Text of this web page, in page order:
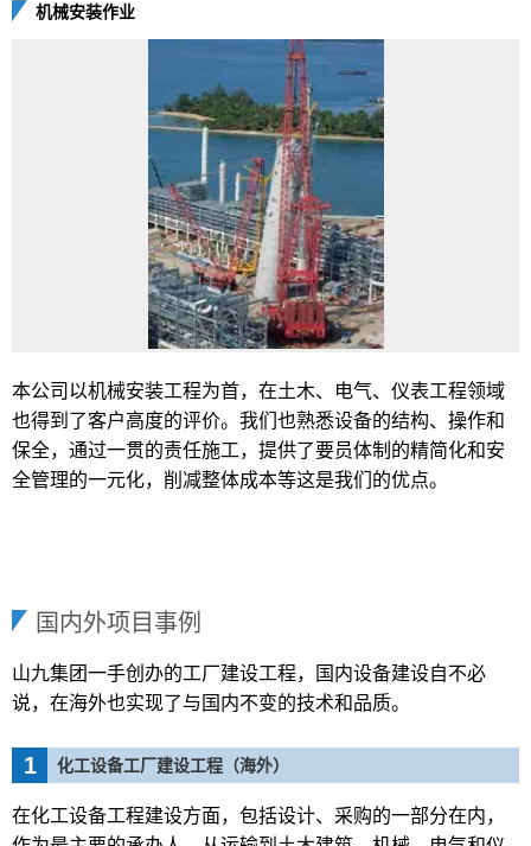
机械安装作业
本公司以机械安装工程为首，在土木、电气、仪表工程领域
也得到了客户高度的评价。我们也熟悉设备的结构、操作和
保全，通过一贯的责任施工，提供了要员体制的精简化和安
全管理的一元化，削减整体成本等这是我们的优点。
国内外项目事例
山九集团一手创办的工厂建设工程，国内设备建设自不必
说，在海外也实现了与国内不变的技术和品质。
1 化工设备工厂建设工程（海外）
在化工设备工程建设方面，包括设计、采购的一部分在内，